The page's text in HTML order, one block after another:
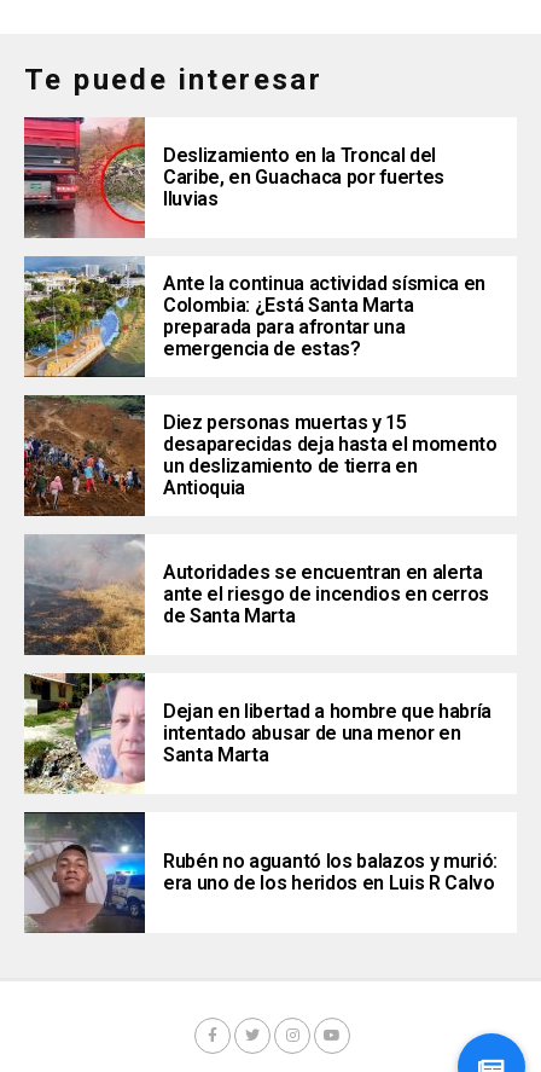
Te puede interesar
Deslizamiento en la Troncal del
Caribe, en Guachaca por fuertes
lluvias
Ante la continua actividad sísmica en
Colombia: ¿Está Santa Marta
preparada para afrontar una
emergencia de estas?
Diez personas muertas y 15
desaparecidas deja hasta el momento
un deslizamiento de tierra en
Antioquia
Autoridades se encuentran en alerta
ante el riesgo de incendios en cerros
de Santa Marta
Dejan en libertad a hombre que habría
intentado abusar de una menor en
Santa Marta
Rubén no aguantó los balazos y murió:
era uno de los heridos en Luis R Calvo